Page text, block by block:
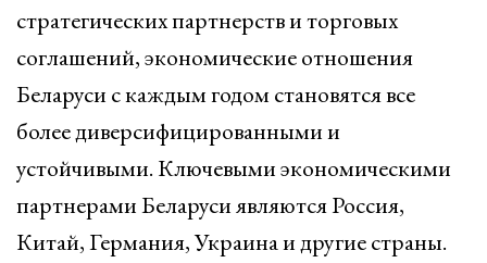
стратегических партнерств и торговых
соглашений, экономические отношения
Беларуси с каждым годом становятся все
более диверсифицированными и
устойчивыми. Ключевыми экономическими
партнерами Беларуси являются Россия,
Китай, Германия, Украина и другие страны.